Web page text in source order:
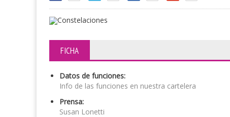
FICHA
Datos de funciones:
Info de las funciones en nuestra cartelera
Prensa:
Susan Lonetti